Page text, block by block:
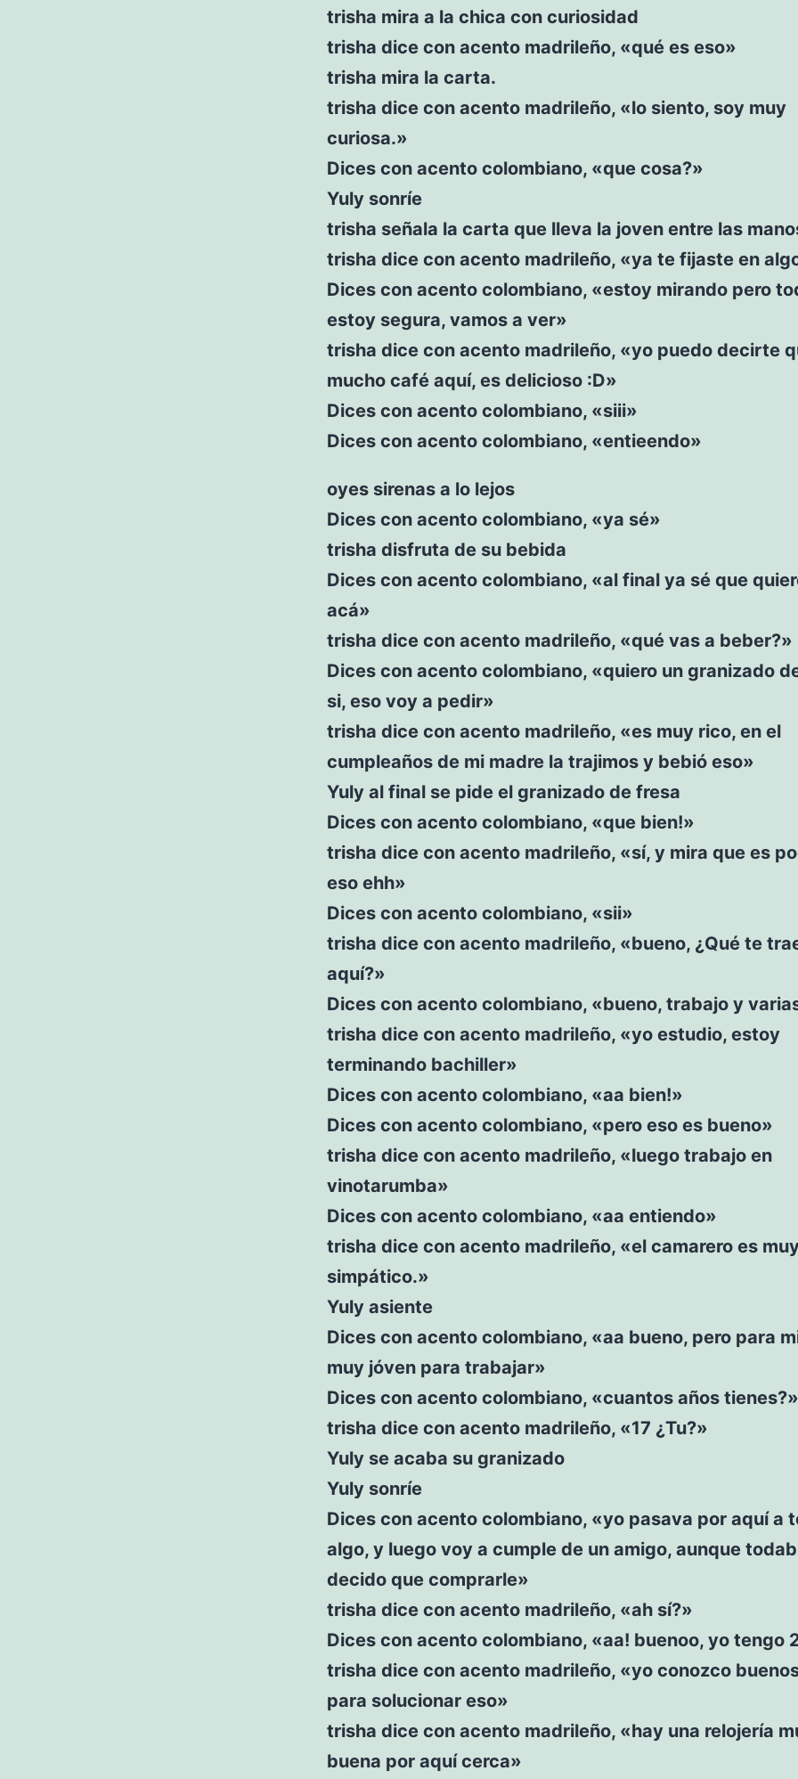
trisha mira a la chica con curiosidad
trisha dice con acento madrileño, «qué es eso»
trisha mira la carta.
trisha dice con acento madrileño, «lo siento, soy muy
curiosa.»
Dices con acento colombiano, «que cosa?»
Yuly sonríe
trisha señala la carta que lleva la joven entre las
trisha dice con acento madrileño, «ya te fijaste en
Dices con acento colombiano, «estoy mirando pero
estoy segura, vamos a ver»
trisha dice con acento madrileño, «yo puedo decirte
mucho café aquí, es delicioso :D»
Dices con acento colombiano, «siii»
Dices con acento colombiano, «entieendo»
oyes sirenas a lo lejos
Dices con acento colombiano, «ya sé»
trisha disfruta de su bebida
Dices con acento colombiano, «al final ya sé que
acá»
trisha dice con acento madrileño, «qué vas a beber?»
Dices con acento colombiano, «quiero un granizado
si, eso voy a pedir»
trisha dice con acento madrileño, «es muy rico, en el
cumpleaños de mi madre la trajimos y bebió eso»
Yuly al final se pide el granizado de fresa
Dices con acento colombiano, «que bien!»
trisha dice con acento madrileño, «sí, y mira que es
eso ehh»
Dices con acento colombiano, «sii»
trisha dice con acento madrileño, «bueno, ¿Qué te
aquí?»
Dices con acento colombiano, «bueno, trabajo y
trisha dice con acento madrileño, «yo estudio, estoy
terminando bachiller»
Dices con acento colombiano, «aa bien!»
Dices con acento colombiano, «pero eso es bueno»
trisha dice con acento madrileño, «luego trabajo en
vinotarumba»
Dices con acento colombiano, «aa entiendo»
trisha dice con acento madrileño, «el camarero es
simpático.»
Yuly asiente
Dices con acento colombiano, «aa bueno, pero para
muy jóven para trabajar»
Dices con acento colombiano, «cuantos años tienes?»
trisha dice con acento madrileño, «17 ¿Tu?»
Yuly se acaba su granizado
Yuly sonríe
Dices con acento colombiano, «yo pasava por aquí a
algo, y luego voy a cumple de un amigo, aunque
decido que comprarle»
trisha dice con acento madrileño, «ah sí?»
Dices con acento colombiano, «aa! buenoo, yo tengo
trisha dice con acento madrileño, «yo conozco
para solucionar eso»
trisha dice con acento madrileño, «hay una relojería
buena por aquí cerca»